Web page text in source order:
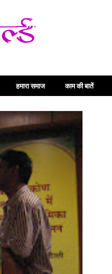
हमारा समाज काम की बातें